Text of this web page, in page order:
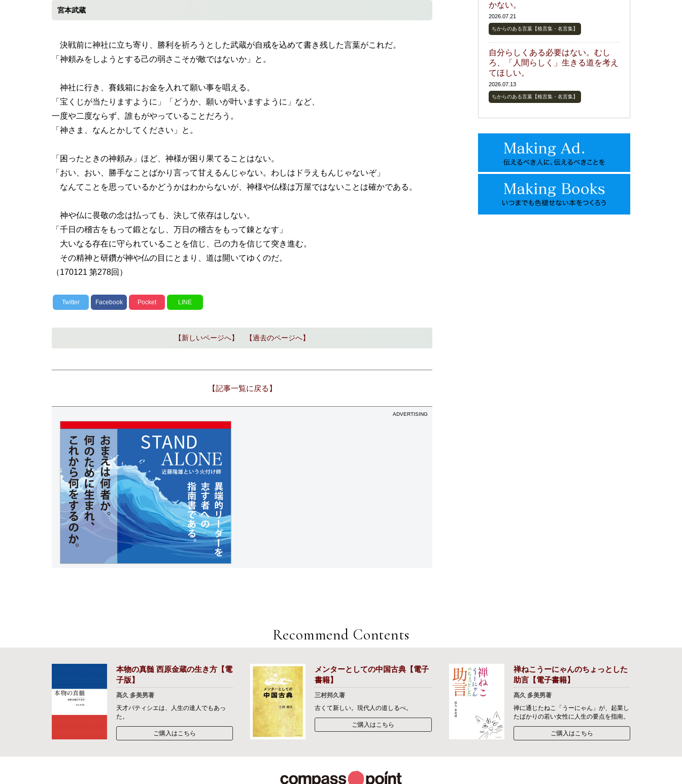
宮本武蔵
決戦前に神社に立ち寄り、勝利を祈ろうとした武蔵が自戒を込めて書き残した言葉がこれだ。
「神頼みをしようとする己の弱さこそが敵ではないか」と。
神社に行き、賽銭箱にお金を入れて願い事を唱える。
「宝くじが当たりますように」「どうか、願いが叶いますように」など、
一度や二度ならず、誰もがやっていることだろう。
「神さま、なんとかしてください」と。
「困ったときの神頼み」ほど、神様が困り果てることはない。
「おい、おい、勝手なことばかり言って甘えるんじゃない。わしはドラえもんじゃないぞ」
なんてことを思っているかどうかはわからないが、神様や仏様は万屋ではないことは確かである。
神や仏に畏敬の念は払っても、決して依存はしない。
「千日の稽古をもって鍛となし、万日の稽古をもって錬となす」
大いなる存在に守られていることを信じ、己の力を信じて突き進む。
その精神と研鑽が神や仏の目にとまり、道は開いてゆくのだ。
（170121 第278回）
Twitter Facebook Pocket LINE
【新しいページへ】 【過去のページへ】
【記事一覧に戻る】
ADVERTISING
かない。
2026.07.21
ちからのある言葉【格言集・名言集】
自分らしくある必要はない。むし
ろ、「人間らしく」生きる道を考え
てほしい。
2026.07.13
ちからのある言葉【格言集・名言集】
Recommend Contents
本物の真髄 西原金蔵の生き方【電
子版】
髙久 多美男著
天才パティシエは、人生の達人でもあっ
た。
ご購入はこちら
メンターとしての中国古典【電子
書籍】
三村邦久著
古くて新しい。現代人の道しるべ。
ご購入はこちら
禅ねこうーにゃんのちょっとした
助言【電子書籍】
髙久 多美男著
禅に通じたねこ「うーにゃん」が、起業し
たばかりの若い女性に人生の要点を指南。
ご購入はこちら